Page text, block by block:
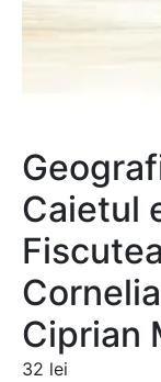
Caietul
Ciprian
32 lei